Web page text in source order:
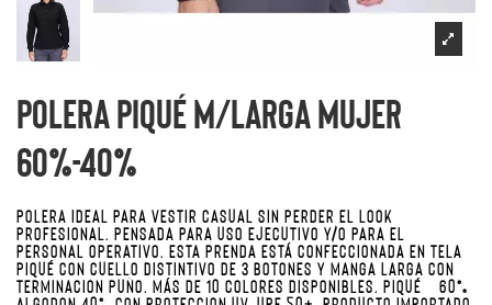
Polera Piqué M/Larga Mujer
60%-40%
POLERA IDEAL PARA VESTIR CASUAL SIN PERDER EL LOOK
PROFESIONAL. PENSADA PARA USO EJECUTIVO Y/O PARA EL
PERSONAL OPERATIVO. ESTA PRENDA ESTÁ CONFECCIONADA EN TELA
PIQUÉ CON CUELLO DISTINTIVO DE 3 BOTONES Y MANGA LARGA CON
TERMINACIÓN PUÑO. MÁS DE 10 COLORES DISPONIBLES. PIQUÉ 60%